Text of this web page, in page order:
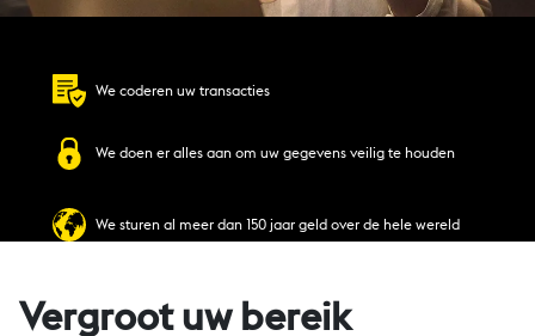
We coderen uw transacties
We doen er alles aan om uw gegevens veilig te houden
We sturen al meer dan 150 jaar geld over de hele wereld
Vergroot uw bereik